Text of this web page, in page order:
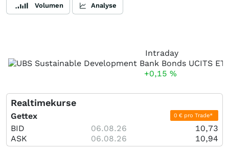
Volumen Analyse
Intraday
+0,15 %
Realtimekurse
Gettex 0 € pro Trade*
BID 06.08.26
10,73
ASK
06.08.26
10,94